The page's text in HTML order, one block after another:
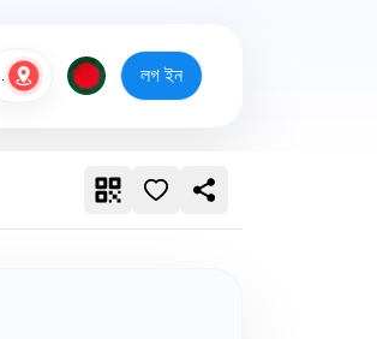
লগ ইন